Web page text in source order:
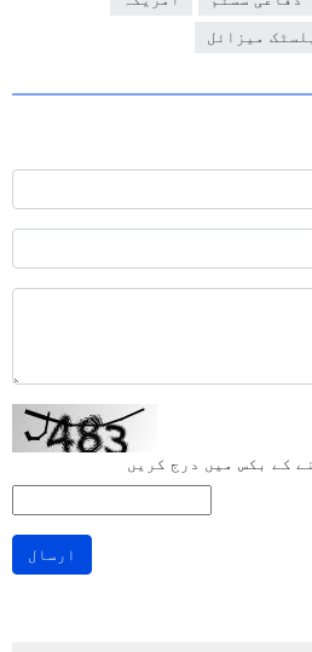
میزائل
کے بکس میں درج کریں
ارسال